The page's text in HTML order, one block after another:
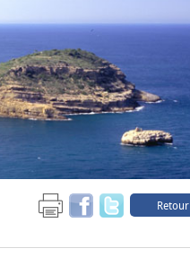
Retour